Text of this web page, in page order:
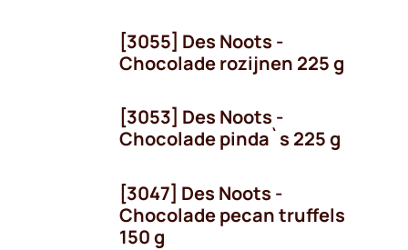
[3055] Des Noots -
Chocolade rozijnen 225 g
[3053] Des Noots -
Chocolade pinda`s 225 g
[3047] Des Noots -
Chocolade pecan truffels
150 g